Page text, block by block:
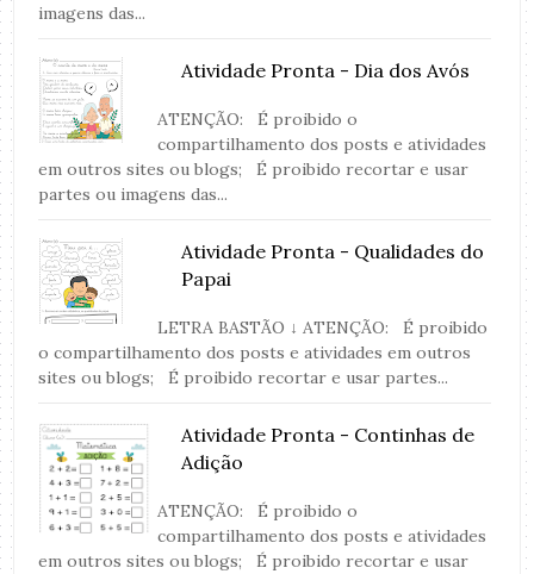
imagens das...
Atividade Pronta - Dia dos Avós
ATENÇÃO: É proibido o
compartilhamento dos posts e atividades
em outros sites ou blogs; É proibido recortar e usar
partes ou imagens das...
Atividade Pronta - Qualidades do
Papai
LETRA BASTÃO ↓ ATENÇÃO: É proibido
o compartilhamento dos posts e atividades em outros
sites ou blogs; É proibido recortar e usar partes...
Atividade Pronta - Continhas de
Adição
ATENÇÃO: É proibido o
compartilhamento dos posts e atividades
em outros sites ou blogs; É proibido recortar e usar